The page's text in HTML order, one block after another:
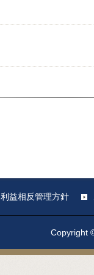
利益相反管理方針
Copyright